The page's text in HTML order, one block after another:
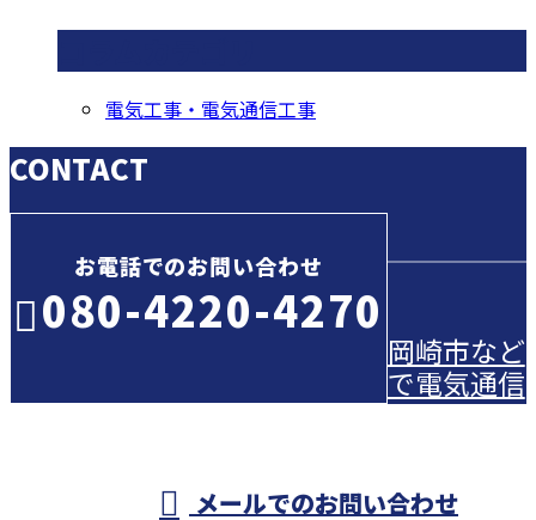
電気工事・電気通信工事
CONTACT
お電話でのお問い合わせ
080-4220-4270
メールでのお問い合わせ
岡崎市など
で電気通信